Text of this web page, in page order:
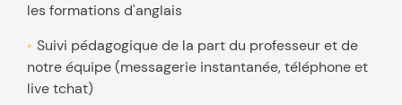
les formations d'anglais
Suivi pédagogique de la part du professeur et de
notre équipe (messagerie instantanée, téléphone et
live tchat)